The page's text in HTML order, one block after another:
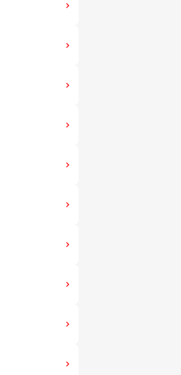
keyboard_arrow_right
keyboard_arrow_right
keyboard_arrow_right
keyboard_arrow_right
keyboard_arrow_right
keyboard_arrow_right
keyboard_arrow_right
keyboard_arrow_right
keyboard_arrow_right
keyboard_arrow_right